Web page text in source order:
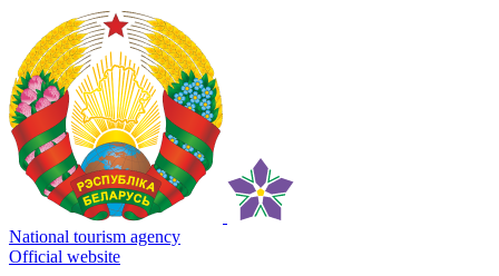
National tourism agency
Official website